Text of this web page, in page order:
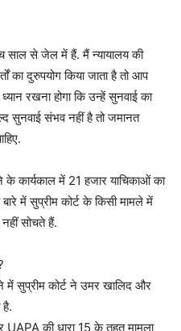
साल से जेल में हैं. मैं न्यायालय की
का दुरुपयोग किया जाता है तो आप
रखना होगा कि उन्हें सुनवाई का
सुनवाई संभव नहीं है तो जमानत
कार्यकाल में 21 हजार याचिकाओं का
में सुप्रीम कोर्ट के किसी मामले में
सोचते हैं.
में सुप्रीम कोर्ट ने उमर खालिद और
है.
की धारा 15 के तहत मामला